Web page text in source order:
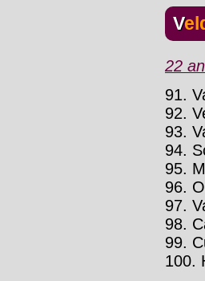
22
91.
92.
93.
94.
95.
96.
97.
98.
99.
100.